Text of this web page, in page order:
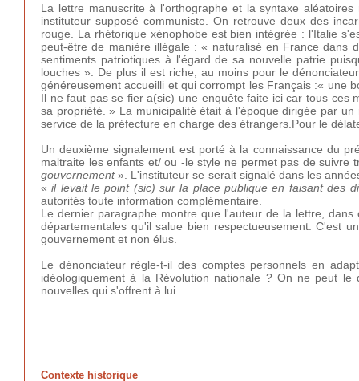
La lettre manuscrite à l'orthographe et la syntaxe
instituteur supposé communiste. On retrouve deux des
rouge. La rhétorique xénophobe est bien intégrée : l'Italie
peut-être de manière illégale : « naturalisé en France dans
sentiments patriotiques à l'égard de sa nouvelle patrie
louches ». De plus il est riche, au moins pour le
généreusement accueilli et qui corrompt les Français :« une
Il ne faut pas se fier a(sic) une enquête faite ici car tous ces
sa propriété. » La municipalité était à l'époque dirigée par
service de la préfecture en charge des étrangers.Pour le
Un deuxième signalement est porté à la connaissance du
maltraite les enfants et/ ou -le style ne permet pas de
gouvernement». L'instituteur se serait signalé dans les
« il levait le point (sic) sur la place publique en faisant des
autorités toute information complémentaire.
Le dernier paragraphe montre que l'auteur de la lettre,
départementales qu'il salue bien respectueusement. C'est
gouvernement et non élus.
Le dénonciateur règle-t-il des comptes personnels en
idéologiquement à la Révolution nationale ? On ne peut
nouvelles qui s'offrent à lui.
Contexte historique